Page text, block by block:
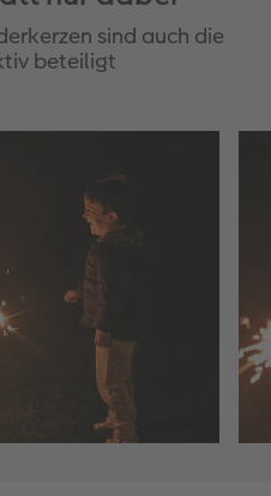
sind auch die
beteiligt